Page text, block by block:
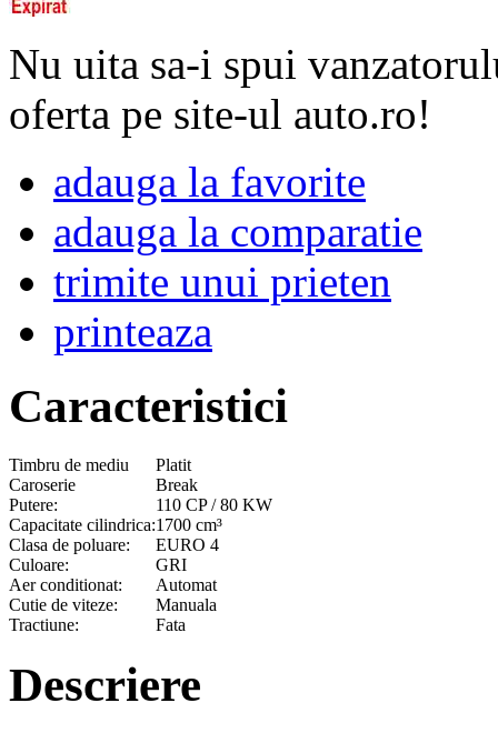
Nu uita sa-i spui
oferta pe site-ul auto.ro!
adauga la favorite
adauga la comparatie
trimite unui prieten
printeaza
Caracteristici
Timbru de mediu
Platit
Caroserie
Break
Putere:
110 CP / 80 KW
Capacitate cilindrica:1700 cm³
Clasa de poluare:
EURO 4
Culoare:
GRI
Aer conditionat:
Automat
Cutie de viteze:
Manuala
Tractiune:
Fata
Descriere